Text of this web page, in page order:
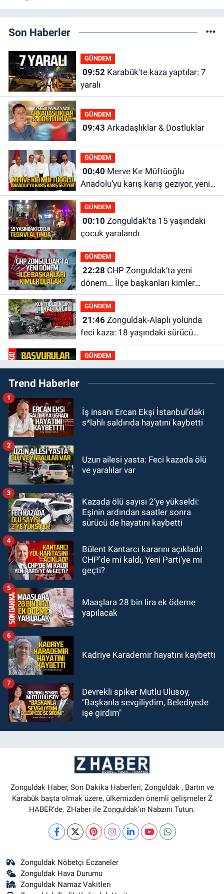
Son Haberler
GÜNDEM
09:52Karabük'te kaza yaptılar: 7
yaralı
GÜNDEM
09:43 Arkadaşlıklar & Dostluklar
GÜNDEM
00:40
Anadolu’yu karış karış geziyor, yeni
yapılanmaları şekillendiriyor
GÜNDEM
00:10
çocuk yaralandı
GÜNDEM
22:28
dönem... İlçe başkanları kimler
olacak?
GÜNDEM
21:46Zonguldak-Alaplı yolunda
feci kaza: 18 yaşındaki sürücü
hayatını kaybetti
GÜNDEM
21:29Başvurular başladı: 3 bin
250 kişi alınacak
19:56Otomobille çarpışan
bisikletli ağır yaralandı
19:46Cumhurbaşkanı Erdoğan’ın
GÜNDEM
18:48
Kongrede dostluk mesajları
Trend Haberler
İş insanı Ercan Ekşi İstanbul’daki
s*lahlı saldırıda hayatını kaybetti
1
Uzun ailesi yasta: Feci kazada ölü
ve yaralılar var
2
Kazada ölü sayısı 2’ye yükseldi:
Eşinin ardından saatler sonra
sürücü de hayatını kaybetti
3
Bülent Kantarcı kararını açıkladı!
CHP'de mi kaldı, Yeni Parti'ye mi
geçti?
4
Maaşlara 28 bin lira ek ödeme
yapılacak
5
Kadriye Karademir hayatını kaybetti
6
Devrekli spiker Mutlu Ulusoy,
"Başkanla sevgiliydim, Belediyede
işe girdim"
7
Zonguldak Haber, Son Dakika Haberleri, Zonguldak , Bartın ve
Karabük başta olmak üzere, ülkemizden önemli gelişmeler Z
HABER’de. ZHaber ile Zonguldak’ın Nabzını Tutun.
Zonguldak Nöbetçi Eczaneler
Zonguldak Hava Durumu
Zonguldak Namaz Vakitleri